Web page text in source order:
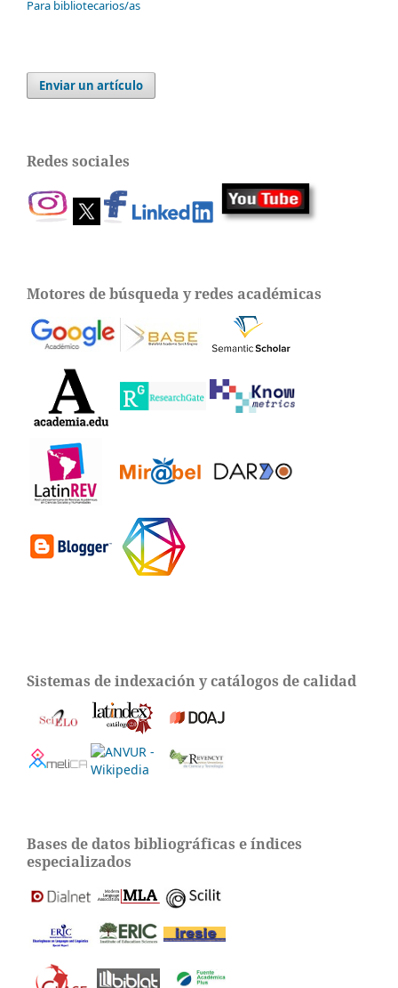
Para bibliotecarios/as
Enviar un artículo
Redes sociales
Motores de búsqueda y redes académicas
Sistemas de indexación y catálogos de calidad
Bases de datos bibliográficas e índices
especializados